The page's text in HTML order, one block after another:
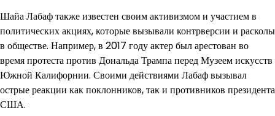
Шайа Лабаф также известен своим активизмом и участием в
политических акциях, которые вызывали контрверсии и расколы
в обществе. Например, в 2017 году актер был арестован во
время протеста против Дональда Трампа перед Музеем искусств
Южной Калифорнии. Своими действиями Лабаф вызывал
острые реакции как поклонников, так и противников президента
США.